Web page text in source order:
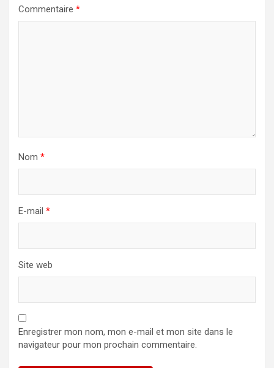
Commentaire *
Nom *
E-mail *
Site web
Enregistrer mon nom, mon e-mail et mon site dans le
navigateur pour mon prochain commentaire.